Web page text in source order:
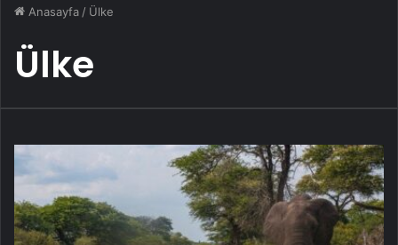
Anasayfa / Ülke
Ülke